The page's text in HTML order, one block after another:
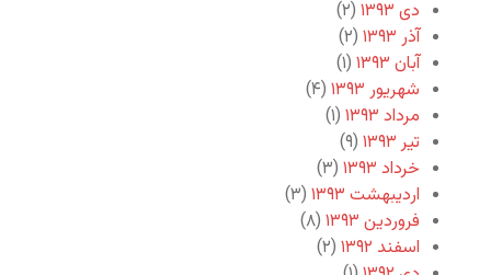
دی ۱۳۹۳
(۲)
آذر ۱۳۹۳
(۲)
آبان ۱۳۹۳
(۱)
شهریور ۱۳۹۳
(۴)
مرداد ۱۳۹۳
(۱)
تیر ۱۳۹۳
(۹)
خرداد ۱۳۹۳
(۳)
اردیبهشت ۱۳۹۳
(۳)
فروردین ۱۳۹۳
(۸)
اسفند ۱۳۹۲
(۲)